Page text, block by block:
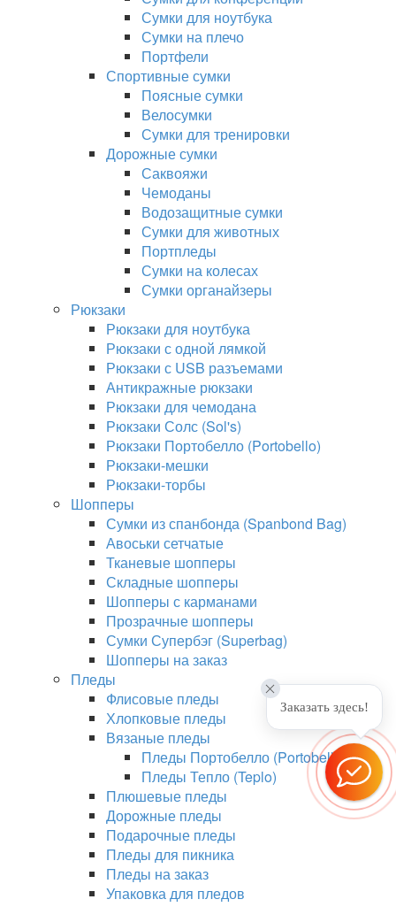
Сумки для ноутбука
Сумки на плечо
Портфели
Спортивные сумки
Поясные сумки
Велосумки
Сумки для тренировки
Дорожные сумки
Саквояжи
Чемоданы
Водозащитные сумки
Сумки для животных
Портпледы
Сумки на колесах
Сумки органайзеры
Рюкзаки
Рюкзаки для ноутбука
Рюкзаки с одной лямкой
Рюкзаки с USB разъемами
Антикражные рюкзаки
Рюкзаки для чемодана
Рюкзаки Солс (Sol's)
Рюкзаки Портобелло (Portobello)
Рюкзаки-мешки
Рюкзаки-торбы
Шопперы
Сумки из спанбонда (Spanbond Bag)
Авоськи сетчатые
Тканевые шопперы
Складные шопперы
Шопперы с карманами
Прозрачные шопперы
Сумки Супербэг (Superbag)
Шопперы на заказ
Пледы
Флисовые пледы
Хлопковые пледы
Вязаные пледы
Пледы Портобелло (Portobello)
Пледы Тепло (Teplo)
Плюшевые пледы
Дорожные пледы
Подарочные пледы
Пледы для пикника
Пледы на заказ
Упаковка для пледов
Заказать здесь!